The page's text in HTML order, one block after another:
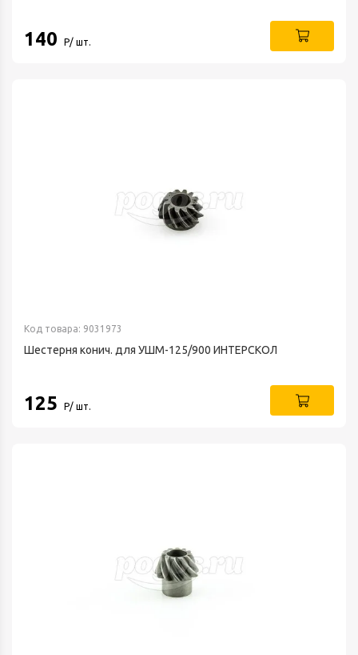
140 Р/ шт.
Код товара: 9031973
Шестерня конич. для УШМ-125/900 ИНТЕРСКОЛ
125 Р/ шт.